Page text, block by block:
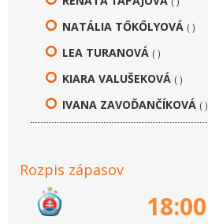
NATÁLIA TŐKŐLYOVÁ ( )
LEA TURANOVÁ ( )
KIARA VALUŠEKOVÁ ( )
IVANA ZAVOĎANČÍKOVÁ ( )
Rozpis zápasov
18:00